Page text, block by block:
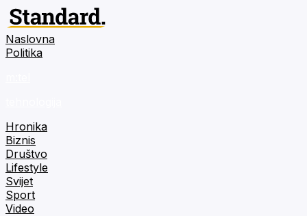
Naslovna
Politika
Hronika
Biznis
Društvo
Lifestyle
Svijet
Sport
Video